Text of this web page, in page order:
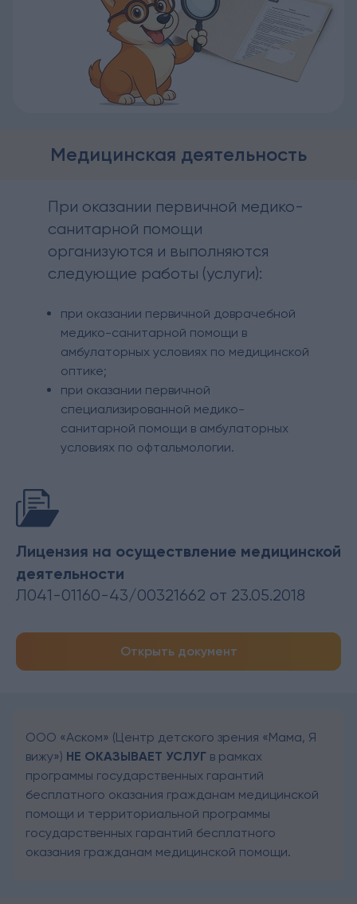
Медицинская деятельность
При оказании первичной медико-
санитарной помощи
организуются и выполняются
следующие работы (услуги):
при оказании первичной доврачебной
медико-санитарной помощи в
амбулаторных условиях по медицинской
оптике;
при оказании первичной
специализированной медико-
санитарной помощи в амбулаторных
условиях по офтальмологии.
Лицензия на осуществление медицинской
деятельности
Л041-01160-43/00321662 от 23.05.2018
Открыть документ
ООО «Аском» (Центр детского зрения «Мама, Я
вижу») НЕ ОКАЗЫВАЕТ УСЛУГ в рамках
программы государственных гарантий
бесплатного оказания гражданам медицинской
помощи и территориальной программы
государственных гарантий бесплатного
оказания гражданам медицинской помощи.